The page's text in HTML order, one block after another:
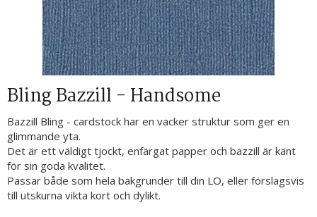
Bling Bazzill - Handsome
Bazzill Bling - cardstock har en vacker struktur som ger en
glimmande yta.
Det är ett väldigt tjockt, enfärgat papper och bazzill är känt
för sin goda kvalitet.
Passar både som hela bakgrunder till din LO, eller förslagsvis
till utskurna vikta kort och dylikt.